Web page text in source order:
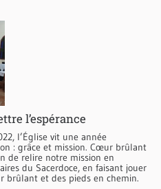
l’espérance
l’Église vit une année
: grâce et mission. Cœur brûlant
de relire notre mission en
du Sacerdoce, en faisant jouer
brûlant et des pieds en chemin.